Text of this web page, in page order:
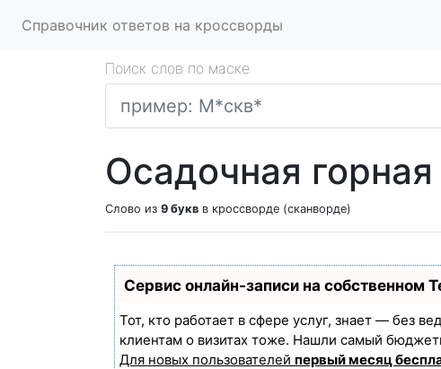
Справочник ответов на кроссворды
Поиск слов по маске
Осадочная
Слово из 9 букв в кроссворде (сканворде)
Сервис онлайн-записи на собственном
Тот, кто работает в сфере услуг, знает — без
клиентам о визитах тоже. Нашли самый
Для новых пользователей первый месяц